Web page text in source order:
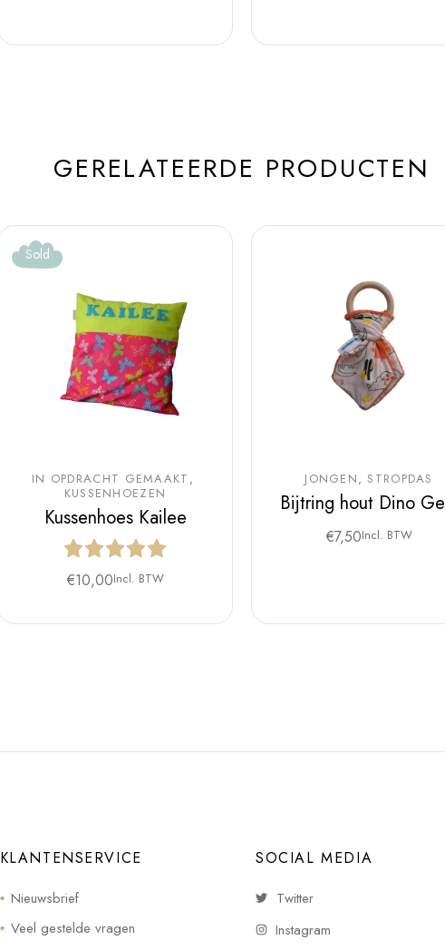
GERELATEERDE PRODUCTEN
Sold
IN OPDRACHT GEMAAKT
KUSSENHOEZEN
Kussenhoes Kailee
€10,00Incl. BTW
JONGEN STROPDAS
Bijtring hout Dino
€7,50Incl. BTW
KLANTENSERVICE
Nieuwsbrief
Veel gestelde vragen
SOCIAL MEDIA
Twitter
Instagram